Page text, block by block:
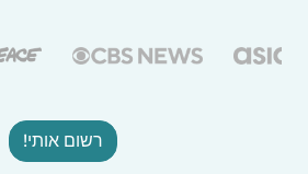
רשום אותי!